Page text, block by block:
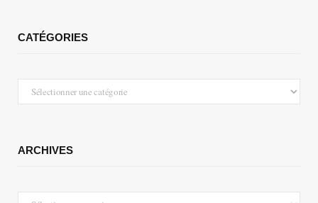
CATÉGORIES
Catégories
ARCHIVES
Archives